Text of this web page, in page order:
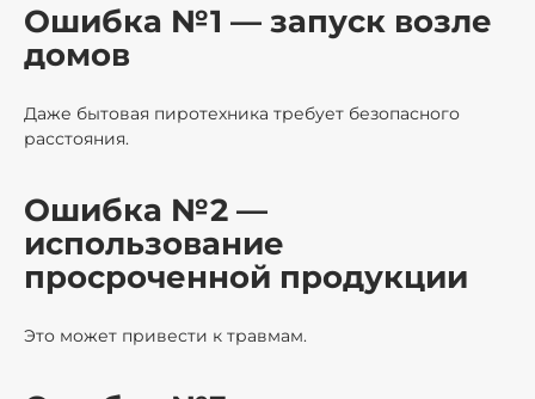
Ошибка №1 — запуск возле
домов
Даже бытовая пиротехника требует безопасного
расстояния.
Ошибка №2 —
использование
просроченной продукции
Это может привести к травмам.